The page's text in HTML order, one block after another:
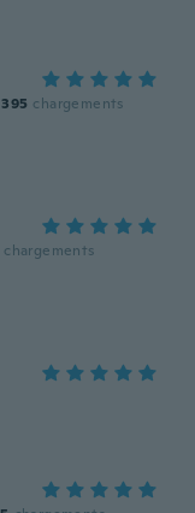
395 chargements
chargements